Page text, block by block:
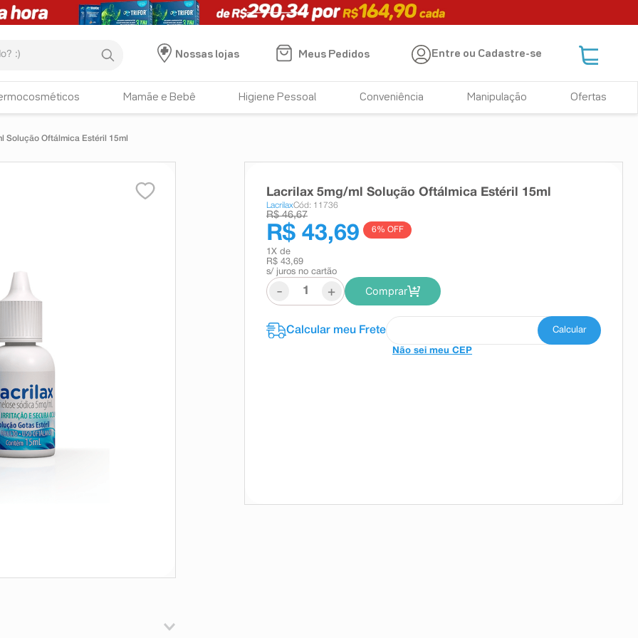
Nossas lojas
Meus Pedidos Entre ou Cadastre-se
Mamãe e Bebê Higiene Pessoal Conveniência Manipulação Ofertas
Solução Oftálmica Estéril 15ml
Lacrilax 5mg/ml Solução Oftálmica Estéril 15ml
LacrilaxCód: 11736
R$ 46,67
R$ 43,69 6% OFF
1 X de
R$ 43,69
s/ juros no cartão
- + Comprar
Não sei meu CEP